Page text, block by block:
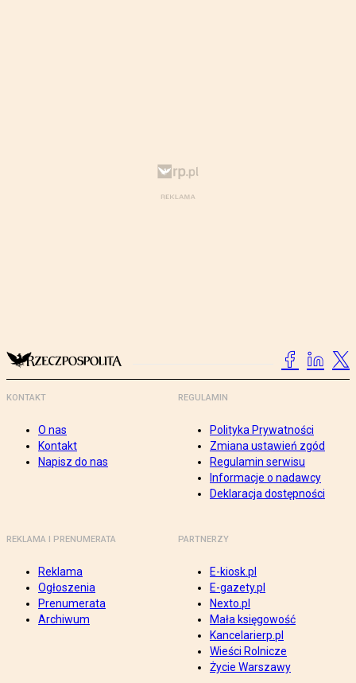
KONTAKT
O nas
Kontakt
Napisz do nas
REGULAMIN
Polityka Prywatności
Zmiana ustawień zgód
Regulamin serwisu
Informacje o nadawcy
Deklaracja dostępności
REKLAMA I PRENUMERATA
Reklama
Ogłoszenia
Prenumerata
Archiwum
PARTNERZY
E-kiosk.pl
E-gazety.pl
Nexto.pl
Mała księgowość
Kancelarierp.pl
Wieści Rolnicze
Życie Warszawy